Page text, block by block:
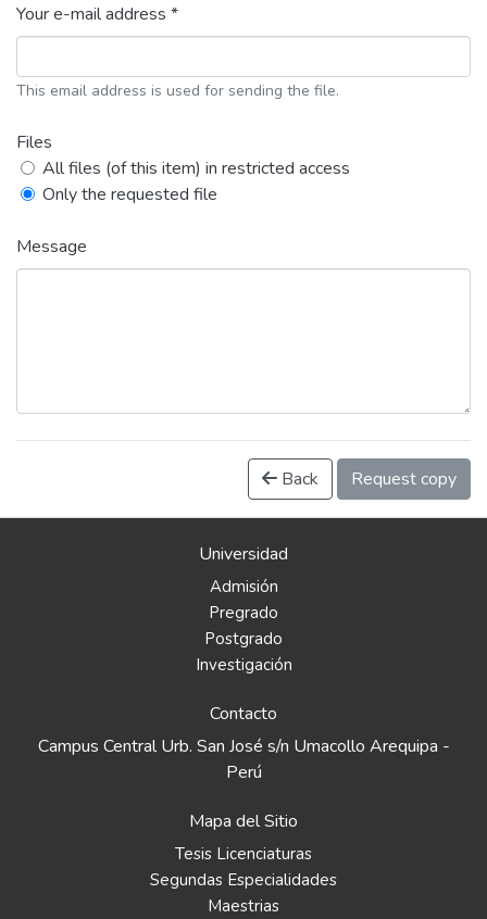
Your e-mail address *
This email address is used for sending the file.
Files
All files (of this item) in restricted access
Only the requested file
Message
Back Request copy
Universidad
Admisión
Pregrado
Postgrado
Investigación
Contacto
Campus Central Urb. San José s/n Umacollo Arequipa -
Perú
Mapa del Sitio
Tesis Licenciaturas
Segundas Especialidades
Maestrias